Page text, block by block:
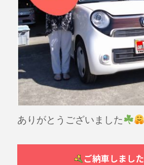
ありがとうございました
ご納車しました